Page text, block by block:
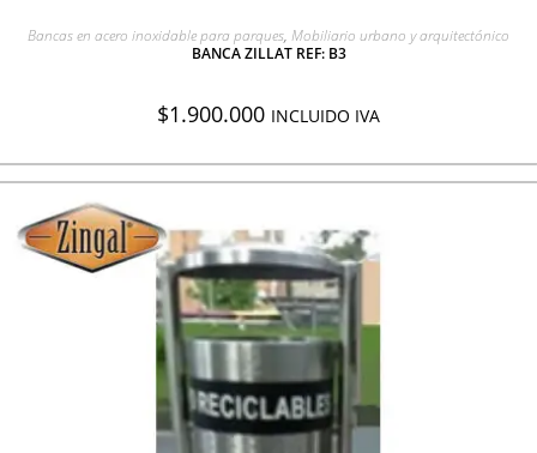
AGREGAR A COTIZACIÓN
Bancas en acero inoxidable para parques, Mobiliario urbano y arquitectónico
BANCA ZILLAT REF: B3
$1.900.000 INCLUIDO IVA